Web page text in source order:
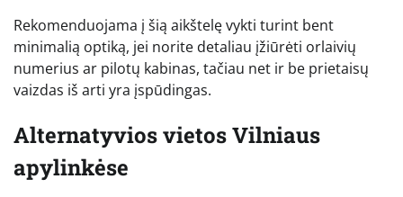
Rekomenduojama į šią aikštelę vykti turint bent
minimalią optiką, jei norite detaliau įžiūrėti orlaivių
numerius ar pilotų kabinas, tačiau net ir be prietaisų
vaizdas iš arti yra įspūdingas.
Alternatyvios vietos Vilniaus
apylinkėse